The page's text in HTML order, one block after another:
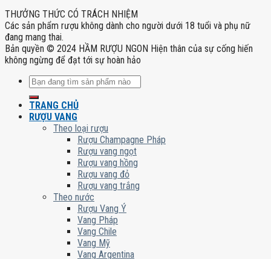
THƯỞNG THỨC CÓ TRÁCH NHIỆM
Các sản phẩm rượu không dành cho người dưới 18 tuổi và phụ nữ
đang mang thai.
Bản quyền © 2024 HẦM RƯỢU NGON Hiện thân của sự cống hiến
không ngừng để đạt tới sự hoàn hảo
Tìm
TRANG CHỦ
RƯỢU VANG
Theo loại rượu
Rượu Champagne Pháp
Rượu vang ngọt
Rượu vang hồng
Rượu vang đỏ
Rượu vang trắng
Theo nước
Rượu Vang Ý
Vang Pháp
Vang Chile
Vang Mỹ
Vang Argentina